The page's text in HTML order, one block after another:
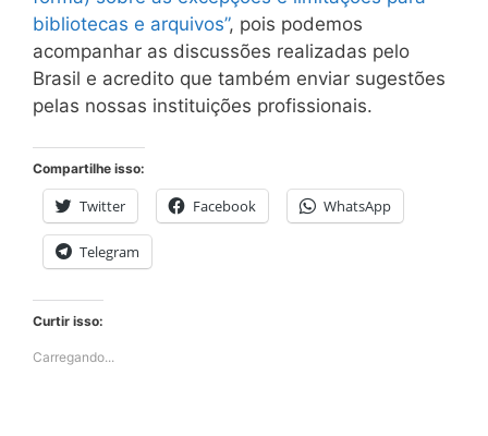
bibliotecas e arquivos”, pois podemos
acompanhar as discussões realizadas pelo
Brasil e acredito que também enviar sugestões
pelas nossas instituições profissionais.
Compartilhe isso:
Twitter Facebook WhatsApp
Telegram
Curtir isso:
Carregando...